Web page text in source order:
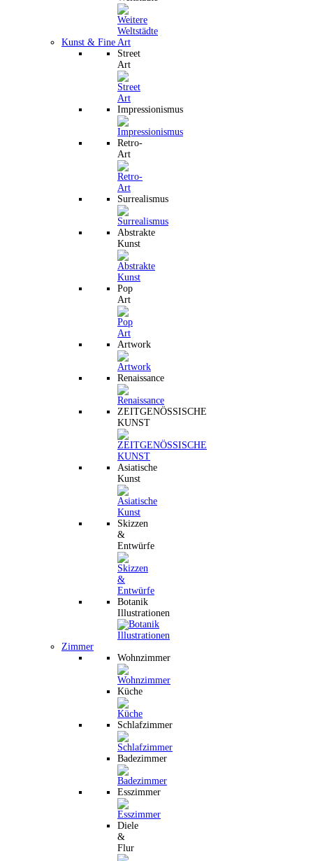
Kunst & Fine Art
Street
Art
Impressionismus
Retro-
Art
Surrealismus
Abstrakte
Kunst
Pop
Art
Artwork
Renaissance
ZEITGENÖSSISCHE
KUNST
Asiatische
Kunst
Skizzen
&
Entwürfe
Botanik
Illustrationen
Zimmer
Wohnzimmer
Küche
Schlafzimmer
Badezimmer
Esszimmer
Diele
&
Flur